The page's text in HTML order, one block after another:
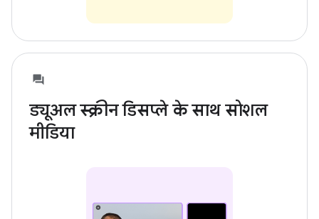
ड्यूअल स्क्रीन डिसप्ले के साथ सोशल
मीडिया